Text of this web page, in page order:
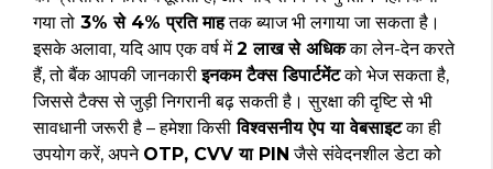
गया तो 3% से 4% प्रति माहतक ब्याज भी लगाया जा सकता है।
इसके अलावा, यदि आप एक वर्ष में₹2 लाख से अधिकका लेन-देन करते
हैं, तो बैंक आपकी जानकारीइनकम टैक्स डिपार्टमेंटको भेज सकता है,
जिससे टैक्स से जुड़ी निगरानी बढ़ सकती है। सुरक्षा की दृष्टि से भी
सावधानी जरूरी है – हमेशा किसी विश्वसनीय ऐप या वेबसाइटका ही
उपयोग करें, अपने OTP, CVV या PIN जैसे संवेदनशील डेटा को